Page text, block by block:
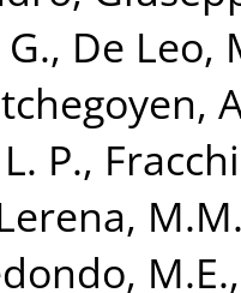
, De Leo,
P.,
M.E.